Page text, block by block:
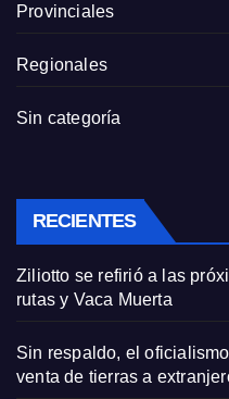
Provinciales
Regionales
Sin categoría
RECIENTES
Ziliotto se refirió a las
rutas y Vaca Muerta
Sin respaldo, el
venta de tierras a